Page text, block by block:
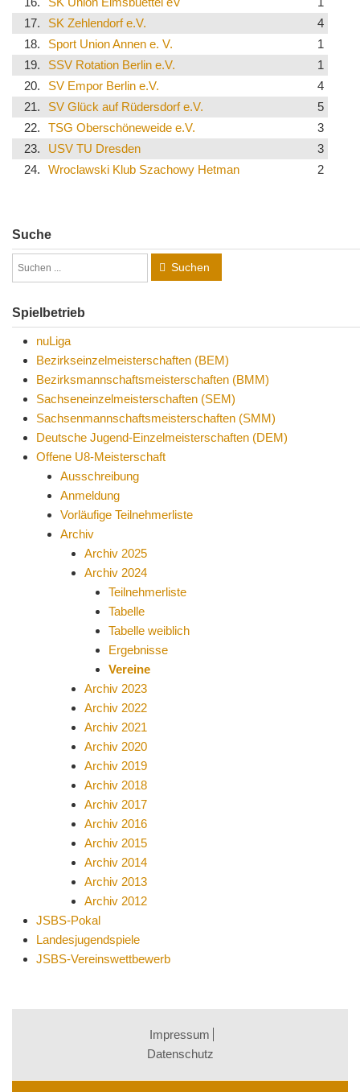
17.
SK Zehlendorf e.V.
4
18.
Sport Union Annen e. V.
1
19.
SSV Rotation Berlin e.V.
1
20.
SV Empor Berlin e.V.
4
21.
SV Glück auf Rüdersdorf e.V.
5
22.
TSG Oberschöneweide e.V.
3
23.
USV TU Dresden
3
24.
Wroclawski Klub Szachowy Hetman 2
Suche
Suchen
Spielbetrieb
nuLiga
Bezirkseinzelmeisterschaften (BEM)
Bezirksmannschaftsmeisterschaften (BMM)
Sachseneinzelmeisterschaften (SEM)
Sachsenmannschaftsmeisterschaften (SMM)
Deutsche Jugend-Einzelmeisterschaften (DEM)
Offene U8-Meisterschaft
Ausschreibung
Anmeldung
Vorläufige Teilnehmerliste
Archiv
Archiv 2025
Archiv 2024
Teilnehmerliste
Tabelle
Tabelle weiblich
Ergebnisse
Vereine
Archiv 2023
Archiv 2022
Archiv 2021
Archiv 2020
Archiv 2019
Archiv 2018
Archiv 2017
Archiv 2016
Archiv 2015
Archiv 2014
Archiv 2013
Archiv 2012
JSBS-Pokal
Landesjugendspiele
JSBS-Vereinswettbewerb
Impressum
Datenschutz